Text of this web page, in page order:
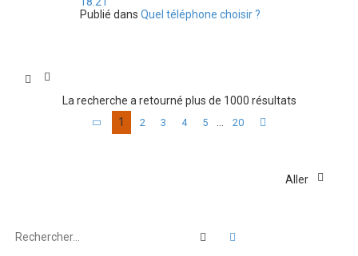
Publié dans Quel téléphone choisir ?
La recherche a retourné plus de 1000 résultats
Page sur 20
1 2 3 4 5 20
Aller
Rechercher